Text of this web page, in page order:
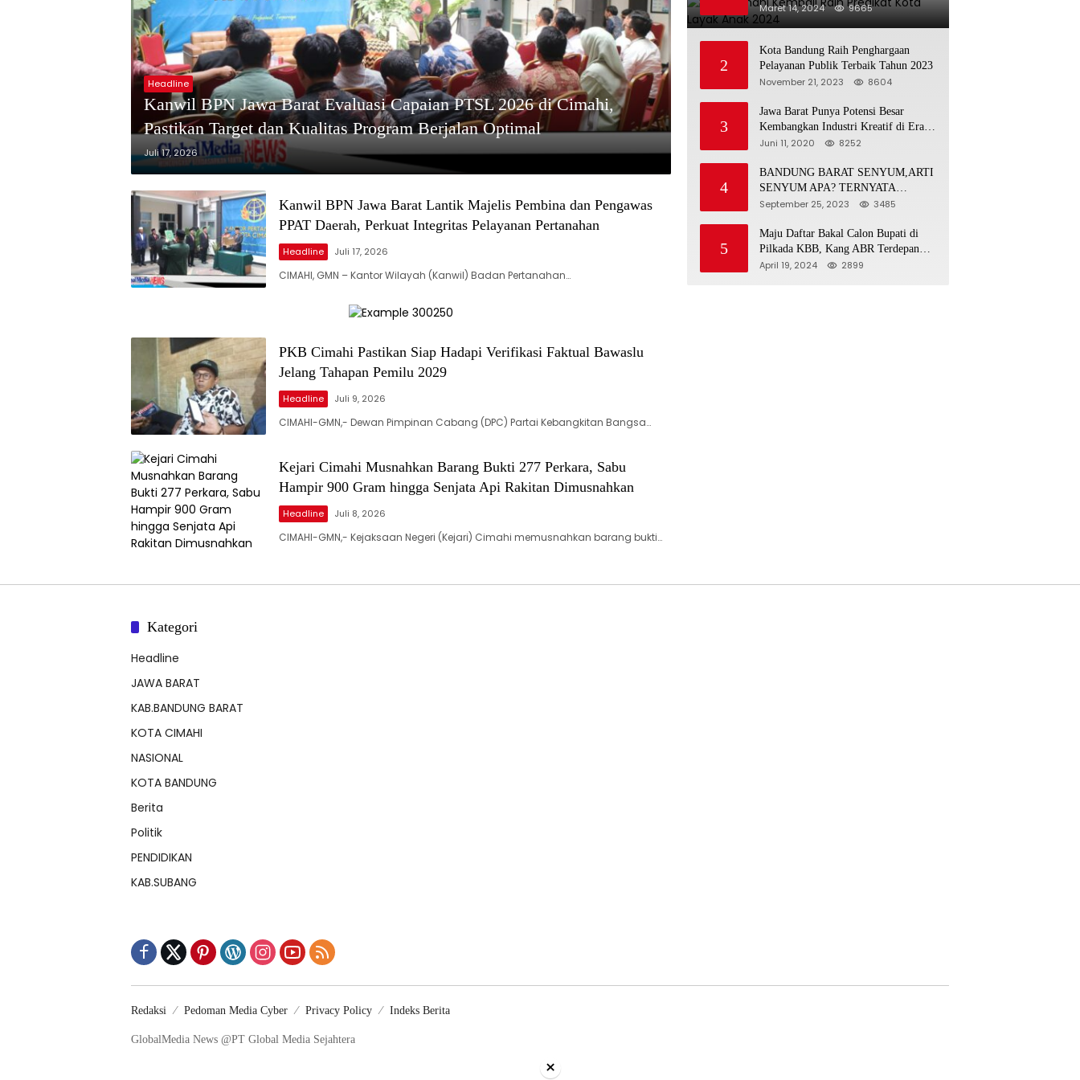
Headline
Kanwil BPN Jawa Barat Evaluasi Capaian PTSL 2026 di Cimahi,
Pastikan Target dan Kualitas Program Berjalan Optimal
Juli 17, 2026
Kanwil BPN Jawa Barat Lantik Majelis Pembina dan Pengawas
PPAT Daerah, Perkuat Integritas Pelayanan Pertanahan
Headline Juli 17, 2026
CIMAHI, GMN – Kantor Wilayah (Kanwil) Badan Pertanahan…
PKB Cimahi Pastikan Siap Hadapi Verifikasi Faktual Bawaslu
Jelang Tahapan Pemilu 2029
Headline Juli 9, 2026
CIMAHI-GMN,- Dewan Pimpinan Cabang (DPC) Partai Kebangkitan Bangsa…
Kejari Cimahi Musnahkan Barang Bukti 277 Perkara, Sabu
Hampir 900 Gram hingga Senjata Api Rakitan Dimusnahkan
Headline Juli 8, 2026
CIMAHI-GMN,- Kejaksaan Negeri (Kejari) Cimahi memusnahkan barang bukti…
Maret 14, 2024 9665
2
Kota Bandung Raih Penghargaan
Pelayanan Publik Terbaik Tahun 2023
November 21, 2023 8604
3
Jawa Barat Punya Potensi Besar
Kembangkan Industri Kreatif di Era
Normal Baru
Juni 11, 2020 8252
4
BANDUNG BARAT SENYUM,ARTI
SENYUM APA? TERNYATA
INILAH SINGKATAN DAN
September 25, 2023 3485
5
Maju Daftar Bakal Calon Bupati di
Pilkada KBB, Kang ABR Terdepan
Siap Bersaing Dengan Balon Lainnya
April 19, 2024 2899
Kategori
Headline
JAWA BARAT
KAB.BANDUNG BARAT
KOTA CIMAHI
NASIONAL
KOTA BANDUNG
Berita
Politik
PENDIDIKAN
KAB.SUBANG
Redaksi Pedoman Media Cyber Privacy Policy Indeks Berita
GlobalMedia News @PT Global Media Sejahtera
×